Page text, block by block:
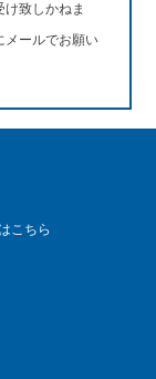
致しかねま
メールでお願い
こちら